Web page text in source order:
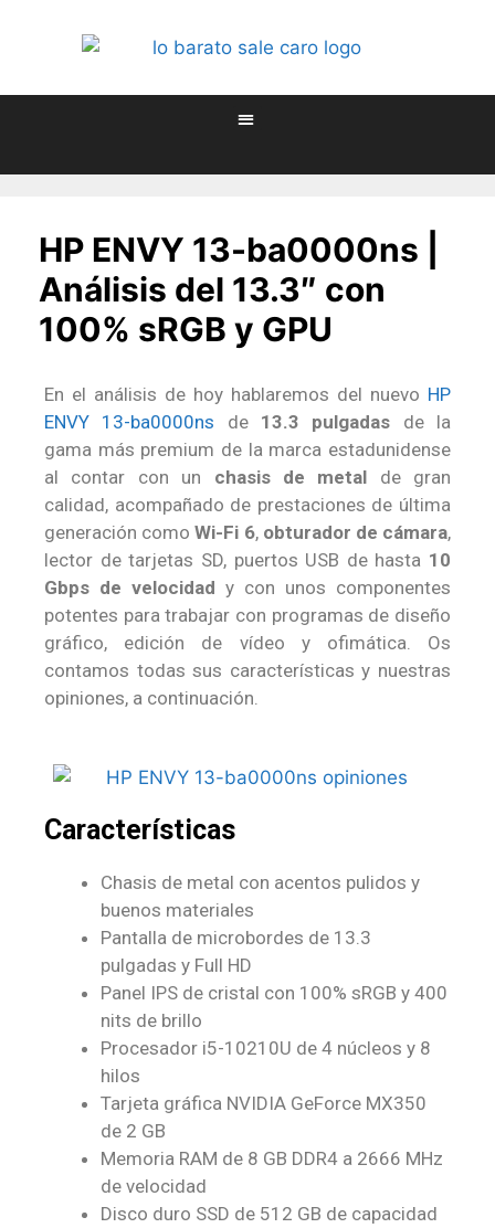
HP ENVY 13-ba0000ns |
Análisis del 13.3″ con
100% sRGB y GPU
En el análisis de hoy hablaremos del nuevo HP
ENVY 13-ba0000ns de 13.3 pulgadas de la
gama más premium de la marca estadunidense
al contar con un chasis de metal de gran
calidad, acompañado de prestaciones de última
generación comoWi-Fi 6, obturador de cámara,
lector de tarjetas SD, puertos USB de hasta 10
Gbps de velocidad y con unos componentes
potentes para trabajar con programas de diseño
gráfico, edición de vídeo y ofimática. Os
contamos todas sus características y nuestras
opiniones, a continuación.
Características
Chasis de metal con acentos pulidos y
buenos materiales
Pantalla de microbordes de 13.3
pulgadas y Full HD
Panel IPS de cristal con 100% sRGB y 400
nits de brillo
Procesador i5-10210U de 4 núcleos y 8
hilos
Tarjeta gráfica NVIDIA GeForce MX350
de 2 GB
Memoria RAM de 8 GB DDR4 a 2666 MHz
de velocidad
Disco duro SSD de 512 GB de capacidad